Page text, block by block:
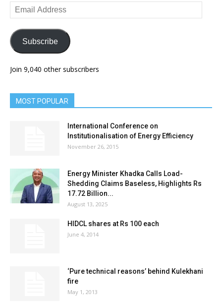
Email
Address
Subscribe
Join 9,040 other subscribers
MOST POPULAR
International Conference on
Institutionalisation of Energy Efficiency
November 26, 2015
Energy Minister Khadka Calls Load-
Shedding Claims Baseless, Highlights Rs
17.72 Billion...
August 13, 2025
HIDCL shares at Rs 100 each
June 4, 2014
‘Pure technical reasons’ behind Kulekhani
fire
May 1, 2013